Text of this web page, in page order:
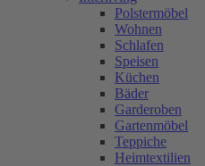
Polstermöbel
Wohnen
Schlafen
Speisen
Küchen
Bäder
Garderoben
Gartenmöbel
Teppiche
Heimtextilien